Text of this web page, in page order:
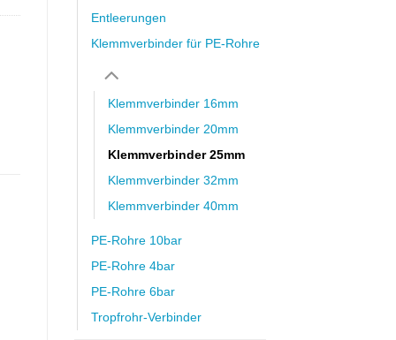
Entleerungen
Klemmverbinder für PE-Rohre
Klemmverbinder 16mm
Klemmverbinder 20mm
Klemmverbinder 25mm
Klemmverbinder 32mm
Klemmverbinder 40mm
PE-Rohre 10bar
PE-Rohre 4bar
PE-Rohre 6bar
Tropfrohr-Verbinder